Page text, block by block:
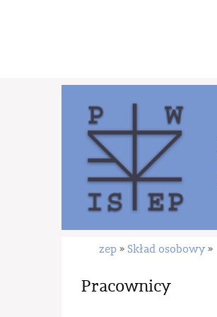
zep » Skład osobowy »
Pracownicy